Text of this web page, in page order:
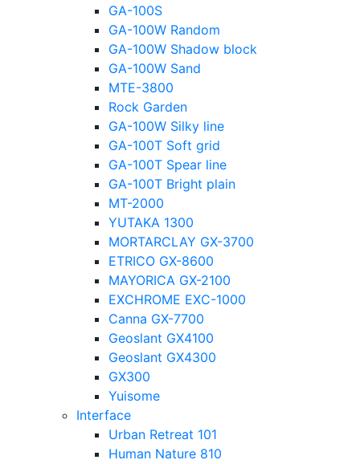
GA-100S
GA-100W Random
GA-100W Shadow block
GA-100W Sand
MTE-3800
Rock Garden
GA-100W Silky line
GA-100T Soft grid
GA-100T Spear line
GA-100T Bright plain
MT-2000
YUTAKA 1300
MORTARCLAY GX-3700
ETRICO GX-8600
MAYORICA GX-2100
EXCHROME EXC-1000
Canna GX-7700
Geoslant GX4100
Geoslant GX4300
GX300
Yuisome
Interface
Urban Retreat 101
Human Nature 810